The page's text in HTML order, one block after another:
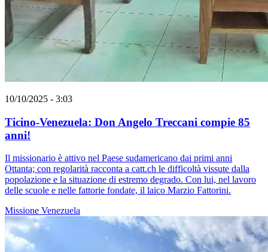
10/10/2025 - 3:03
Ticino-Venezuela: Don Angelo Treccani compie 85
anni!
Il missionario è attivo nel Paese sudamericano dai primi anni
Ottanta; con regolarità racconta a catt.ch le difficoltà vissute dalla
popolazione e la situazione di estremo degrado. Con lui, nel lavoro
delle scuole e nelle fattorie fondate, il laico Marzio Fattorini.
Missione Venezuela